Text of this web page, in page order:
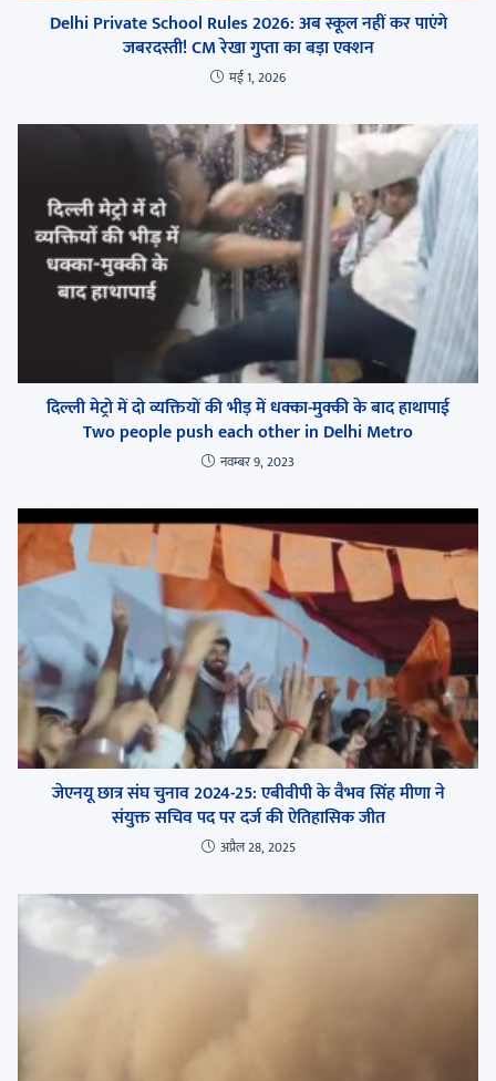
Delhi Private School Rules 2026: अब स्कूल नहीं कर पाएंगे
जबरदस्ती! CM रेखा गुप्ता का बड़ा एक्शन
मई 1, 2026
दिल्ली मेट्रो में दो व्यक्तियों की भीड़ में धक्का-मुक्की के बाद हाथापाई
Two people push each other in Delhi Metro
नवम्बर 9, 2023
जेएनयू छात्र संघ चुनाव 2024-25: एबीवीपी के वैभव सिंह मीणा ने
संयुक्त सचिव पद पर दर्ज की ऐतिहासिक जीत
अप्रैल 28, 2025